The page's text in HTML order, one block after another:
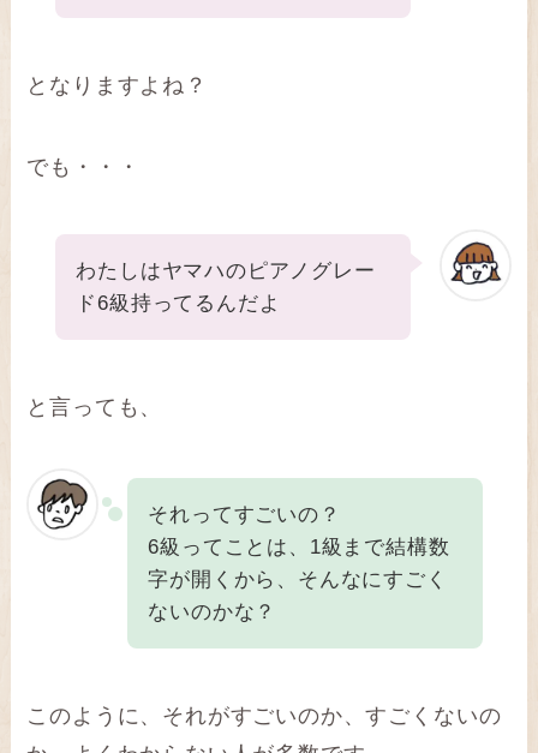
となりますよね？
でも・・・
わたしはヤマハのピアノグレー
ド6級持ってるんだよ
と言っても、
それってすごいの？
6級ってことは、1級まで結構数
字が開くから、そんなにすごく
ないのかな？
このように、それがすごいのか、すごくないの